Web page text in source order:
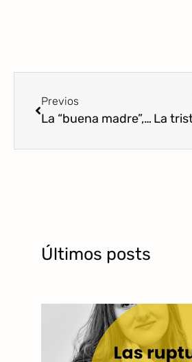
Previos
La “buena madre”, la “buena hija” y cómo nos alejamos de las personas desde el ideal
Últimos posts